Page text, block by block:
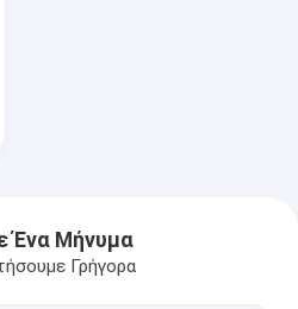
Ένα Μήνυμα
Γρήγορα